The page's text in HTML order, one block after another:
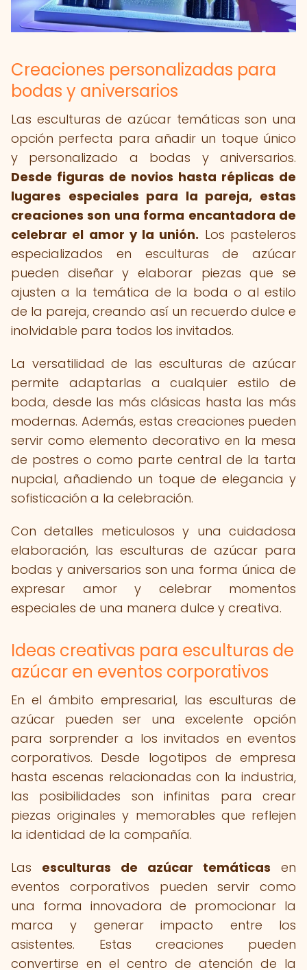
Creaciones personalizadas para
bodas y aniversarios
Las esculturas de azúcar temáticas son una
opción perfecta para añadir un toque único
y personalizado a bodas y aniversarios.
Desde figuras de novios hasta réplicas de
lugares especiales para la pareja, estas
creaciones son una forma encantadora de
celebrar el amor y la unión. Los pasteleros
especializados en esculturas de azúcar
pueden diseñar y elaborar piezas que se
ajusten a la temática de la boda o al estilo
de la pareja, creando así un recuerdo dulce e
inolvidable para todos los invitados.
La versatilidad de las esculturas de azúcar
permite adaptarlas a cualquier estilo de
boda, desde las más clásicas hasta las más
modernas. Además, estas creaciones pueden
servir como elemento decorativo en la mesa
de postres o como parte central de la tarta
nupcial, añadiendo un toque de elegancia y
sofisticación a la celebración.
Con detalles meticulosos y una cuidadosa
elaboración, las esculturas de azúcar para
bodas y aniversarios son una forma única de
expresar amor y celebrar momentos
especiales de una manera dulce y creativa.
Ideas creativas para esculturas de
azúcar en eventos corporativos
En el ámbito empresarial, las esculturas de
azúcar pueden ser una excelente opción
para sorprender a los invitados en eventos
corporativos. Desde logotipos de empresa
hasta escenas relacionadas con la industria,
las posibilidades son infinitas para crear
piezas originales y memorables que reflejen
la identidad de la compañía.
Las esculturas de azúcar temáticas en
eventos corporativos pueden servir como
una forma innovadora de promocionar la
marca y generar impacto entre los
asistentes. Estas creaciones pueden
convertirse en el centro de atención de la